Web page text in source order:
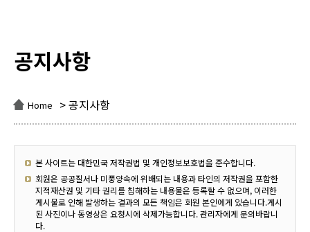
공지사항
Home > 공지사항
본 사이트는 대한민국 저작권법 및 개인정보보호법을 준수합니다.
회원은 공공질서나 미풍양속에 위배되는 내용과 타인의 저작권을 포함한
지적재산권 및 기타 권리를 침해하는 내용물은 등록할 수 없으며, 이러한
게시물로 인해 발생하는 결과의 모든 책임은 회원 본인에게 있습니다.게시
된 사진이나 동영상은 요청시에 삭제가능합니다. 관리자에게 문의바랍니
다.